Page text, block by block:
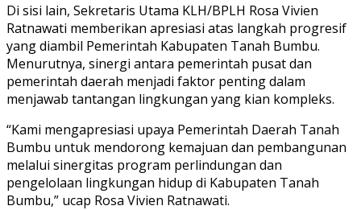
Di sisi lain, Sekretaris Utama KLH/BPLH Rosa Vivien
Ratnawati memberikan apresiasi atas langkah progresif
yang diambil Pemerintah Kabupaten Tanah Bumbu.
Menurutnya, sinergi antara pemerintah pusat dan
pemerintah daerah menjadi faktor penting dalam
menjawab tantangan lingkungan yang kian kompleks.
“Kami mengapresiasi upaya Pemerintah Daerah Tanah
Bumbu untuk mendorong kemajuan dan pembangunan
melalui sinergitas program perlindungan dan
pengelolaan lingkungan hidup di Kabupaten Tanah
Bumbu,” ucap Rosa Vivien Ratnawati.